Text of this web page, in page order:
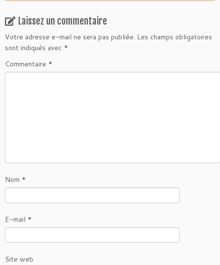
Laissez un commentaire
Votre adresse e-mail ne sera pas publiée. Les champs obligatoires
sont indiqués avec *
Commentaire *
Nom *
E-mail *
Site web